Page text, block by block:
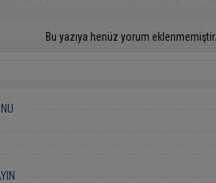
Bu yazıya henüz yorum eklenmemiştir.